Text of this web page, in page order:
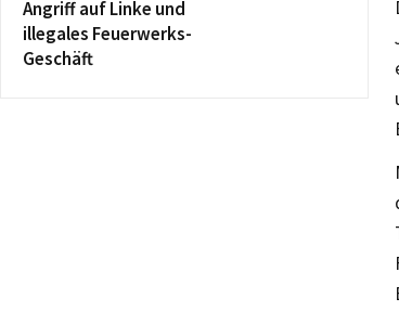
Angriff auf Linke und
illegales Feuerwerks-
Geschäft